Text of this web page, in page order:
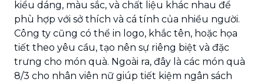
kiểu dáng, màu sắc, và chất liệu khác nhau để
phù hợp với sở thích và cá tính của nhiều người.
Công ty cũng có thể in logo, khắc tên, hoặc họa
tiết theo yêu cầu, tạo nên sự riêng biệt và đặc
trưng cho món quà. Ngoài ra, đây là các món quà
8/3 cho nhân viên nữ giúp tiết kiệm ngân sách